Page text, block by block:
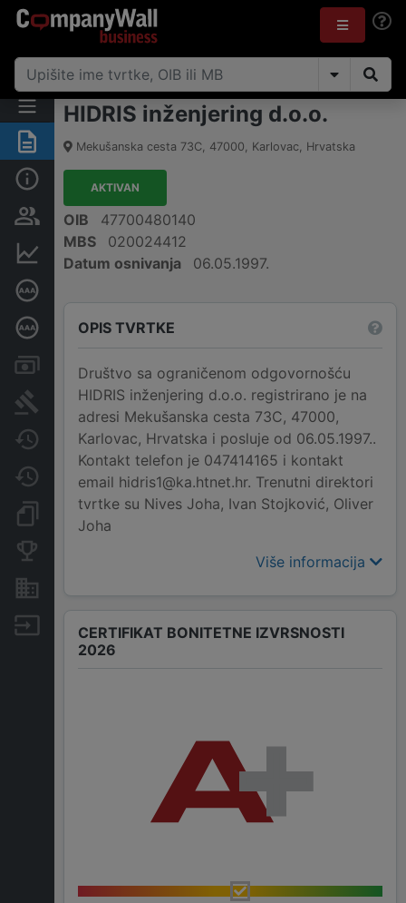
Sažetak
Osobe i vlasništvo
Dubinska bonitetna ocjena
Računi i blokade
Sudske objave
Javne nabavke
Promjene
Dokumenti i objave
Izvoz
HIDRIS inženjering d.o.o.
Mekušanska cesta 73C, 47000, Karlovac, Hrvatska
AKTIVAN
OIB
47700480140
MBS
020024412
Datum osnivanja
06.05.1997.
OPIS TVRTKE
Društvo sa ograničenom odgovornošću
HIDRIS inženjering d.o.o. registrirano je na
adresi Mekušanska cesta 73C, 47000,
Karlovac, Hrvatska i posluje od 06.05.1997..
Kontakt telefon je 047414165 i kontakt
email hidris1@ka.htnet.hr. Trenutni direktori
tvrtke su Nives Joha, Ivan Stojković, Oliver
Joha
Više informacija
CERTIFIKAT BONITETNE IZVRSNOSTI
2026